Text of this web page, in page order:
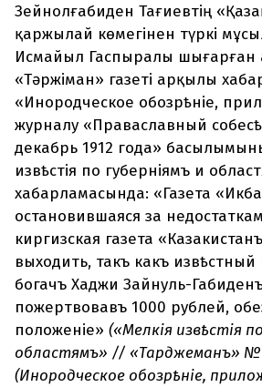
Зейнолғабиден Тағиевтің
қаржылай көмегінен түркі
Исмайыл Гаспыралы шығарған
«Тәржіман» газеті арқылы
«Инородческое обозрѣніе,
журналу «Праваславный
декабрь 1912 года»
извѣстія по губерніямъ и
хабарламасында: «Газета
остановившаяся за
киргизская газета
выходить, такъ какъ извѣстный
богачъ Хаджи Зайнуль-
пожертвовавъ 1000 рублей,
положеніе» («Мелкія извѣстія
областямъ» // «Тарджеманъ» №
(Инородческое обозрѣніе,